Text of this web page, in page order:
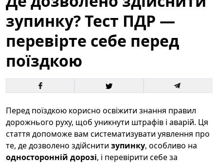
зупинку? Тест ПДР —
перевірте себе перед
поїздкою
Перед поїздкою корисно освіжити знання правил
дорожнього руху, щоб уникнути штрафів і аварій. Ця
стаття допоможе вам систематизувати уявлення про
те, де дозволено здійснити зупинку, особливо на
односторонній дорозі, і перевірити себе за